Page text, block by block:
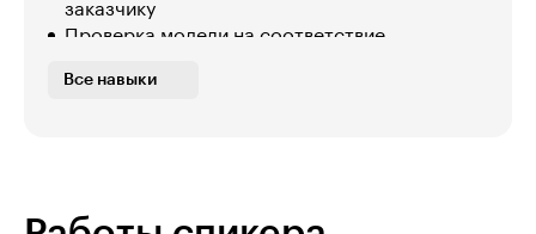
заказчику
Проверка модели на соответствие
Ведение рабочей книги Quantification
Все навыки